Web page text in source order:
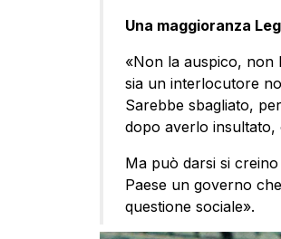
Una maggioranza
«Non la auspico, non
sia un interlocutore
Sarebbe sbagliato,
dopo averlo
Ma può darsi si
Paese un governo
questione sociale».